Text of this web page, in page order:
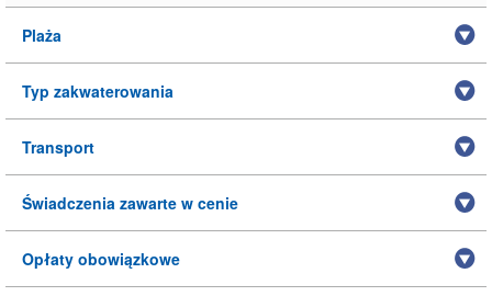
Plaża
Typ zakwaterowania
Transport
Świadczenia zawarte w cenie
Opłaty obowiązkowe